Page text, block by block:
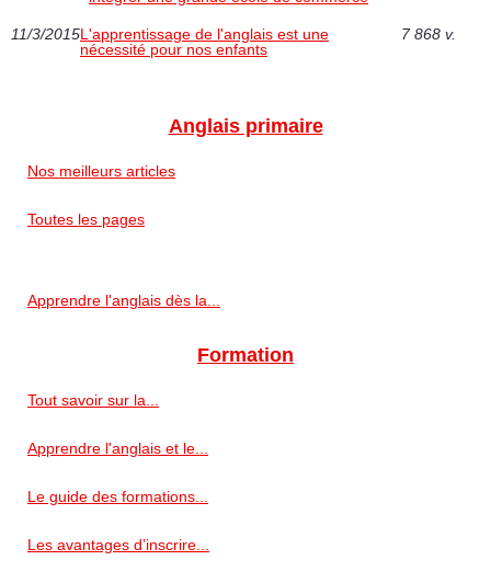
11/3/2015L'apprentissage de l'anglais est une
nécessité pour nos enfants
7 868 v.
Anglais primaire
Nos meilleurs articles
Toutes les pages
Apprendre l'anglais dès la...
Formation
Tout savoir sur la...
Apprendre l'anglais et le...
Le guide des formations...
Les avantages d’inscrire...